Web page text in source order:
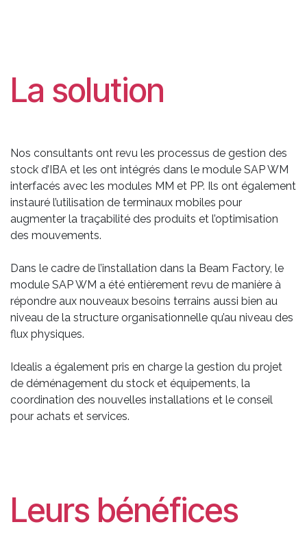
La solution
Nos consultants ont revu les processus de gestion des
stock d’IBA et les ont intégrés dans le module SAP WM
interfacés avec les modules MM et PP. Ils ont également
instauré l’utilisation de terminaux mobiles pour
augmenter la traçabilité des produits et l’optimisation
des mouvements.
Dans le cadre de l’installation dans la Beam Factory, le
module SAP WM a été entièrement revu de manière à
répondre aux nouveaux besoins terrains aussi bien au
niveau de la structure organisationnelle qu’au niveau des
flux physiques.
Idealis a également pris en charge la gestion du projet
de déménagement du stock et équipements, la
coordination des nouvelles installations et le conseil
pour achats et services.
Leurs bénéfices